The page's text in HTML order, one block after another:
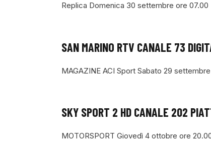
Replica Domenica 30 settembre ore 07.00
SAN MARINO RTV CANALE 73
MAGAZINE ACI Sport Sabato 29 settembre
SKY SPORT 2 HD CANALE 202
MOTORSPORT Giovedì 4 ottobre ore